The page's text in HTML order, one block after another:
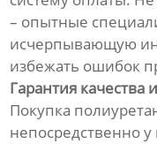
– опытные
исчерпывающую
избежать ошибок
Гарантия качества
Покупка
непосредственно у